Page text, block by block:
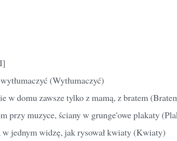
(Wytłumaczyć)
w domu zawsze tylko z mamą, z bratem
przy muzyce, ściany w grunge'owe plakaty
jednym widzę, jak rysował kwiaty (Kwiaty)